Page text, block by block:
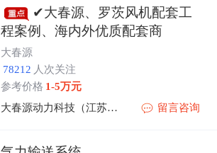
✔大春源、罗茨风机配套工
程案例、海内外优质配套商
大春源
78212 人次关注
参考价格 1-5万元
大春源动力科技（江苏）有限公司
留言咨询